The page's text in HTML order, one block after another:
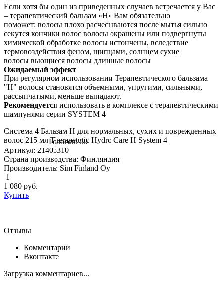
Если хотя бы один из приведенных случаев встречается у Вас
– терапевтический бальзам «Н» Вам обязательно
поможет: волосы плохо расчесываются после мытья сильно
секутся кончики волос волосы окрашены или подвергнуты
химической обработке волосы истончены, вследствие
термовоздействия феном, щипцами, солнцем сухие
волосы вьющиеся волосы длинные волосы
Ожидаемый эффект
При регулярном использовании Терапевтического бальзама
"Н" волосы становятся объемными, упругими, сильными,
рассыпчатыми, меньше выпадают.
Рекомендуется использовать в комплексе с терапевтическими
шампунями серии SYSTEM 4
Система 4 Бальзам H для нормальных, сухих и поврежденных
волос 215 мл Therapetutic Hydro Care Н System 4
Голосов: 59
Артикул: 21403310
Страна производства: Финляндия
Производитель: Sim Finland Oy
1
1 080 руб.
Купить
Отзывы
Комментарии
Вконтакте
Загрузка комментариев...